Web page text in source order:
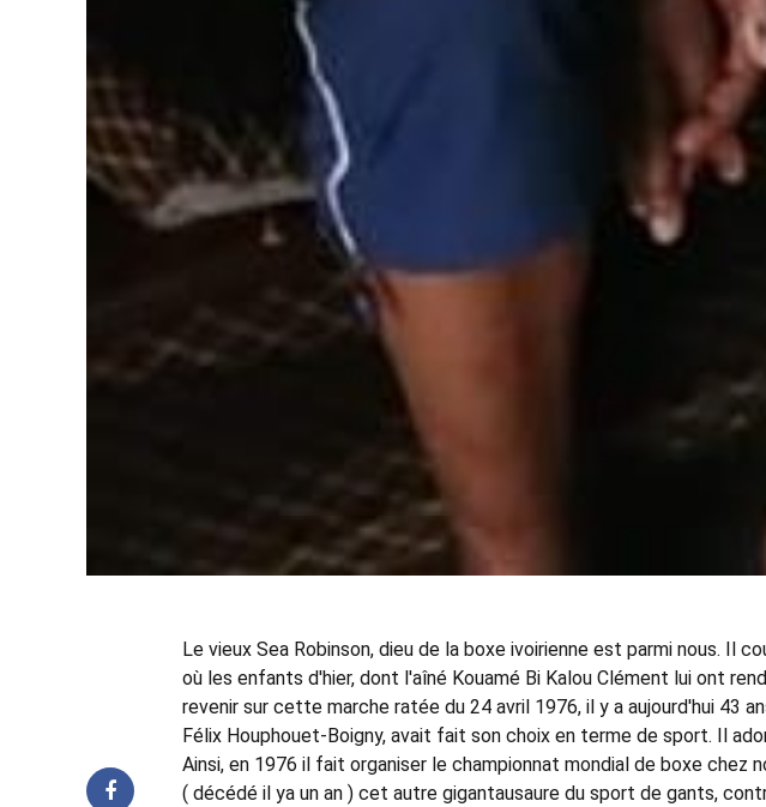
Le vieux Sea Robinson, dieu de la boxe ivoirienne est parmi nous. Il
où les enfants d'hier, dont l'aîné Kouamé Bi Kalou Clément lui ont
revenir sur cette marche ratée du 24 avril 1976, il y a aujourd'hui 43
Félix Houphouet-Boigny, avait fait son choix en terme de sport. Il
Ainsi, en 1976 il fait organiser le championnat mondial de boxe chez
( décédé il ya un an ) cet autre gigantausaure du sport de gants,